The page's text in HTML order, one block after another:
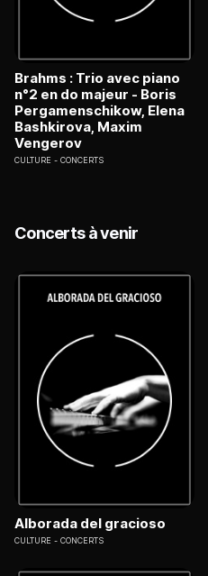
Brahms : Trio avec piano
n°2 en do majeur - Boris
Pergamenschikow, Elena
Bashkirova, Maxim
Vengerov
CULTURE CONCERTS
Concerts à venir
Alborada del gracioso
CULTURE CONCERTS